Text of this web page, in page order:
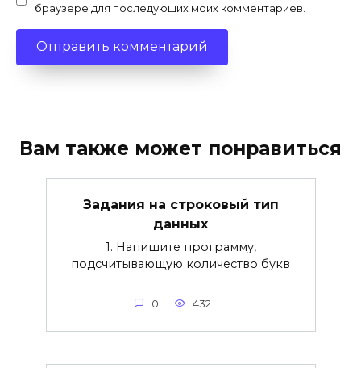
браузере для последующих моих комментариев.
Вам также может понравиться
Задания на строковый тип
данных
1. Напишите программу,
подсчитывающую количество букв
0 432